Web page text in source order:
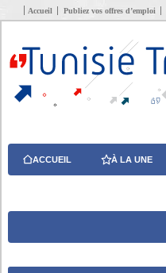
Accueil Publiez vos offres d’emploi
ACCUEIL À LA UNE